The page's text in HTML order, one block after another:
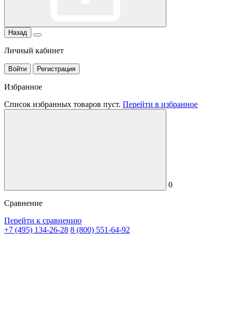
Назад
Личный кабинет
Войти Регистрация
Избранное
Список избранных товаров пуст. Перейти в избранное
0
Сравнение
Перейти к сравнению
+7 (495) 134-26-28 8 (800) 551-64-92